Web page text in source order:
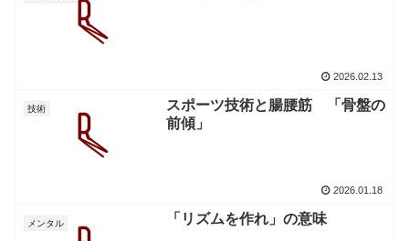
2026.02.13
技術
スポーツ技術と腸腰筋 「骨盤の
前傾」
2026.01.18
メンタル 「リズムを作れ」の意味